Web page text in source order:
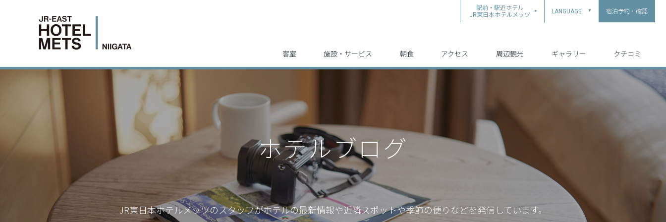
駅前・駅近ホテル
JR東日本ホテルメッツ
LANGUAGE ▲ 宿泊予約・確認
客室 施設・サービス 朝食 アクセス 周辺観光 ギャラリー クチコミ
ホテルブログ
JR東日本ホテルメッツのスタッフがホテルの最新情報や近隣スポットや季節の便りなどを発信しています。